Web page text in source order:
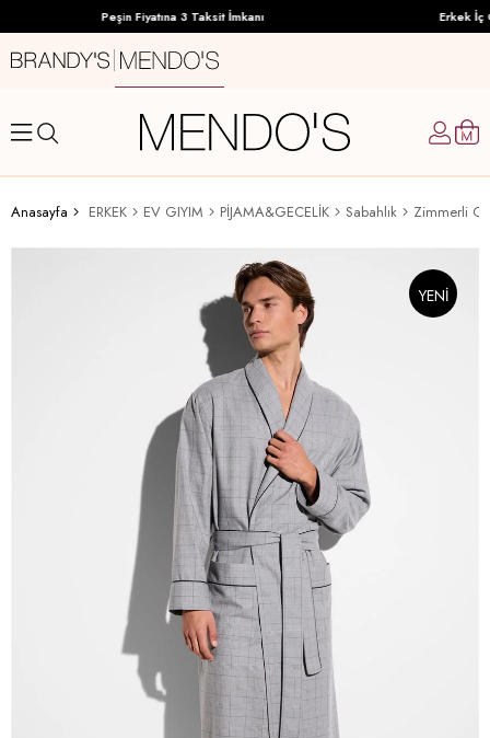
Peşin Fiyatına 3 Taksit İmkanı Erkek İç
Anasayfa ERKEK EV GIYIM PİJAMA&GECELİK Sabahlık Zimmerli
YENI